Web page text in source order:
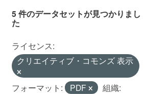
5 件のデータセットが見つかりまし
た
ライセンス:
クリエイティブ・コモンズ 表示
フォーマット: PDF
組織: